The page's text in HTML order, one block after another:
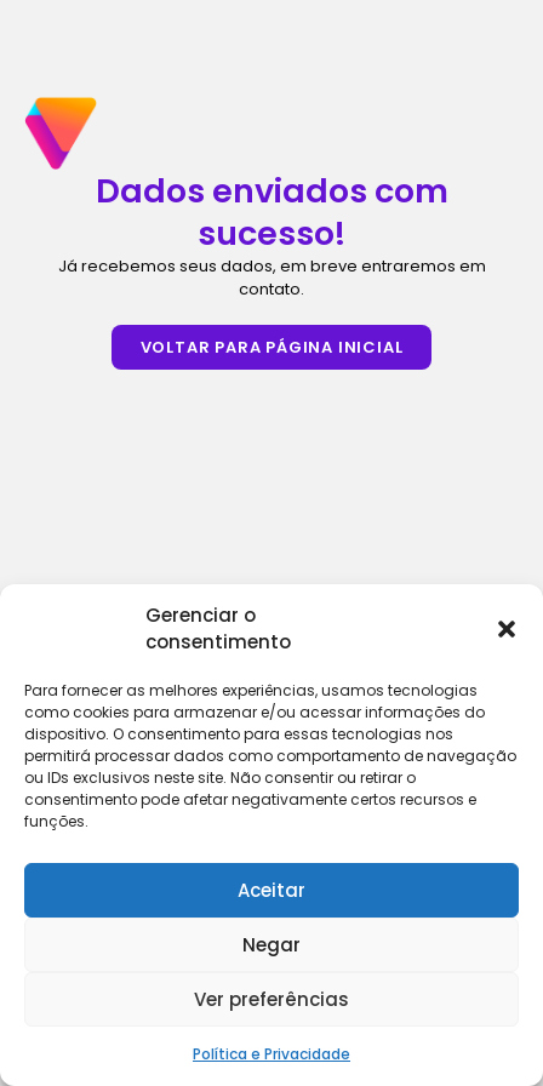
Gerenciar o
consentimento
Para fornecer as melhores experiências, usamos tecnologias
como cookies para armazenar e/ou acessar informações do
dispositivo. O consentimento para essas tecnologias nos
permitirá processar dados como comportamento de navegação
ou IDs exclusivos neste site. Não consentir ou retirar o
consentimento pode afetar negativamente certos recursos e
funções.
Aceitar
Negar
Ver preferências
Política e Privacidade
Dados enviados com
sucesso!
Já recebemos seus dados, em breve entraremos em
contato.
VOLTAR PARA PÁGINA INICIAL